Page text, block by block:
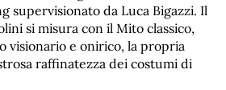
supervisionato da Luca Bigazzi. Il
si misura con il Mito classico,
visionario e onirico, la propria
raffinatezza dei costumi di